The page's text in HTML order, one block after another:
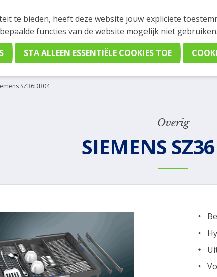
plaatsen. Wil je je vast oriënteren? Vergelijk
SZ36DB04
Overig
SIEMENS
te bieden, heeft deze website jouw expliciete
functies van de website mogelijk niet gebruiken.